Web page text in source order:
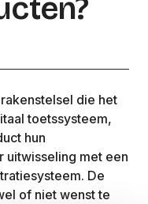
die het
toetssysteem,
hun
uitwisseling met een
De
of niet wenst te